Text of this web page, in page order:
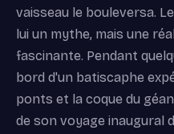
vaisseau le bouleversa.
lui un mythe, mais une
fascinante. Pendant
bord d'un batiscaphe
ponts et la coque du
de son voyage inaugural